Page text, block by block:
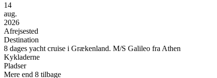
14
aug.
2026
Afrejsested
Destination
8 dages yacht cruise i Grækenland. M/S Galileo fra Athen
Kykladerne
Pladser
Mere end 8 tilbage